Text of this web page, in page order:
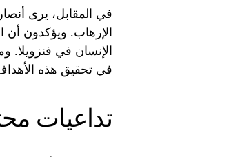
في المقابل، يرى
الإرهاب. ويؤكدون أن
الإنسان في فنزويلا.
في تحقيق هذه
تداعيات